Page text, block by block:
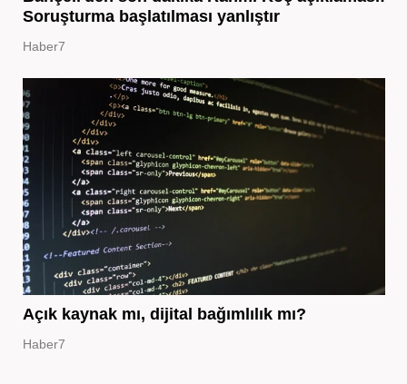
Soruşturma başlatılması yanlıştır
Haber7
Açık kaynak mı, dijital bağımlılık mı?
Haber7